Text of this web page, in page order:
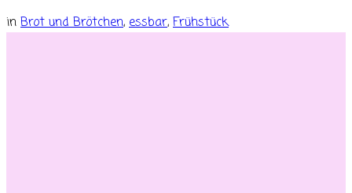
in Brot und Brötchen, essbar, Frühstück